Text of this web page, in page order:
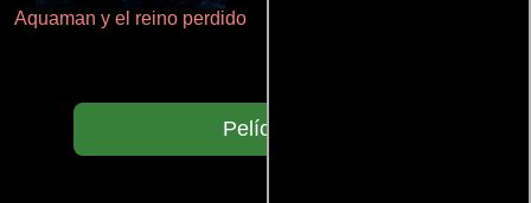
Aquaman y el reino perdido
Películas